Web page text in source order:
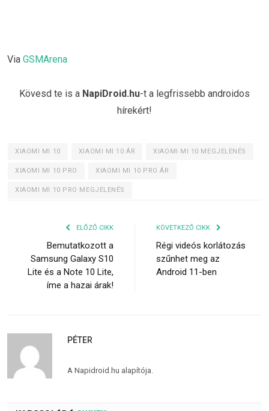
Via GSMArena
Kövesd te is a NapiDroid.hu-t a legfrissebb androidos
hírekért!
XIAOMI MI 10 XIAOMI MI 10 ÁR XIAOMI MI 10 MEGJELENÉS
XIAOMI MI 10 PRO XIAOMI MI 10 PRO ÁR
XIAOMI MI 10 PRO MEGJELENÉS
ELŐZŐ CIKK
Bemutatkozott a
Samsung Galaxy S10
Lite és a Note 10 Lite,
íme a hazai árak!
KÖVETKEZŐ CIKK
Régi videós korlátozás
szűnhet meg az
Android 11-ben
PÉTER
A Napidroid.hu alapítója.